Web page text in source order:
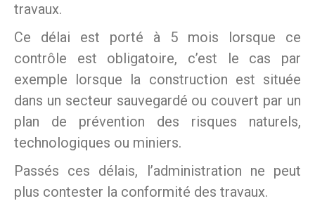
travaux.
Ce délai est porté à 5 mois lorsque ce
contrôle est obligatoire, c’est le cas par
exemple lorsque la construction est située
dans un secteur sauvegardé ou couvert par un
plan de prévention des risques naturels,
technologiques ou miniers.
Passés ces délais, l’administration ne peut
plus contester la conformité des travaux.